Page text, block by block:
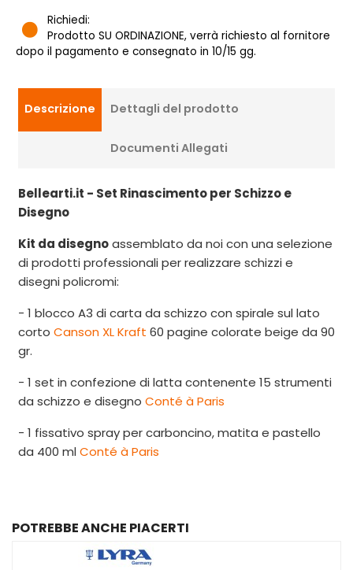
Richiedi:
Prodotto SU ORDINAZIONE, verrà richiesto al fornitore
dopo il pagamento e consegnato in 10/15 gg.
Descrizione Dettagli del prodotto
Documenti Allegati
Bellearti.it - Set Rinascimento per Schizzo e
Disegno
Kit da disegnoassemblato da noi con una selezione
di prodotti professionali per realizzare schizzi e
disegni policromi:
- 1 blocco A3 di carta da schizzo con spirale sul lato
corto Canson XL Kraft 60 pagine colorate beige da 90
gr.
- 1 set in confezione di latta contenente 15 strumenti
da schizzo e disegno Conté à Paris
- 1 fissativo spray per carboncino, matita e pastello
da 400 ml Conté à Paris
POTREBBE ANCHE PIACERTI